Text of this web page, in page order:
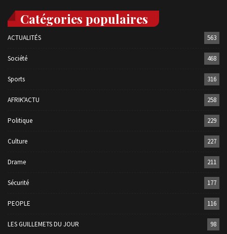
Catégories populaires
ACTUALITÉS 563
Société 468
Sports 316
AFRIK'ACTU 258
Politique 229
Culture 227
Drame 211
Sécurité 177
PEOPLE 116
LES GUILLEMETS DU JOUR 98